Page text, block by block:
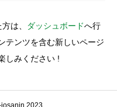
は、 ダッシュボードへ行
テンツを含む新しいページ
しみください !
2023